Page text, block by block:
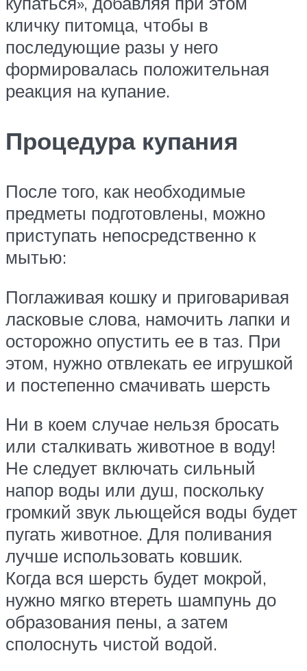
кличку питомца, чтобы в
последующие разы у него
формировалась положительная
реакция на купание.
Процедура купания
После того, как необходимые
предметы подготовлены, можно
приступать непосредственно к
мытью:
Поглаживая кошку и приговаривая
ласковые слова, намочить лапки и
осторожно опустить ее в таз. При
этом, нужно отвлекать ее игрушкой
и постепенно смачивать шерсть
Ни в коем случае нельзя бросать
или сталкивать животное в воду!
Не следует включать сильный
напор воды или душ, поскольку
громкий звук льющейся воды будет
пугать животное. Для поливания
лучше использовать ковшик.
Когда вся шерсть будет мокрой,
нужно мягко втереть шампунь до
образования пены, а затем
сполоснуть чистой водой.